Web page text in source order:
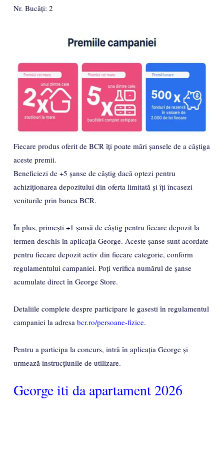
Nr. Bucăți: 2
Fiecare produs oferit de BCR îți poate mări șansele de a câștiga
aceste premii.
Beneficiezi de +5 șanse de câștig dacă optezi pentru
achiziționarea depozitului din oferta limitată și îți încasezi
veniturile prin banca BCR.
În plus, primești +1 șansă de câștig pentru fiecare depozit la
termen deschis în aplicația George. Aceste șanse sunt acordate
pentru fiecare depozit activ din fiecare categorie, conform
regulamentului campaniei. Poți verifica numărul de șanse
acumulate direct în George Store.
Detaliile complete despre participare le gasesti în regulamentul
campaniei la adresa bcr.ro/persoane-fizice.
Pentru a participa la concurs, intră în aplicația George și
urmează instrucțiunile de utilizare.
George iti da apartament 2026